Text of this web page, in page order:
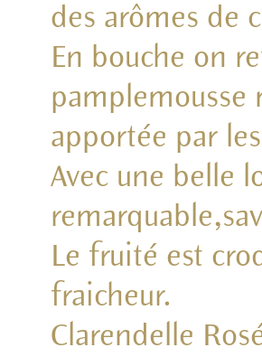
des arômes de
En bouche on
pamplemousse
apportée par
Avec une belle
Le fruité est
fraicheur.
Clarendelle